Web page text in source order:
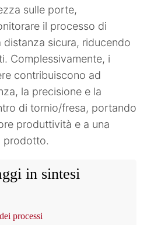
sulle porte,
il processo di
distanza sicura, riducendo
Complessivamente, i
contribuiscono ad
la precisione e la
di tornio/fresa, portando
produttività e a una
prodotto.
in sintesi
processi